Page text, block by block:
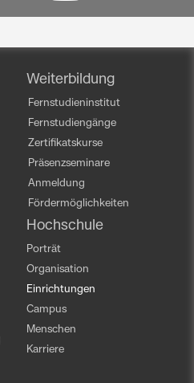
Weiterbildung
Fernstudieninstitut
Fernstudiengänge
Zertifikatskurse
Präsenzseminare
Anmeldung
Fördermöglichkeiten
Hochschule
Porträt
Organisation
Einrichtungen
Campus
Menschen
Karriere